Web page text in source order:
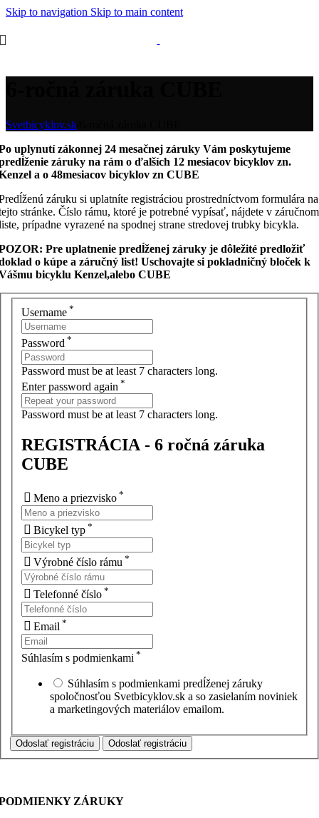
Skip to navigation Skip to main content
Svetbicyklov.sk
uplynutí zákonnej 24 mesačnej záruky Vám poskytujeme
záruky na rám o ďalších 12 mesiacov bicyklov zn.
a o 48mesiacov bicyklov zn CUBE
záruku si uplatníte registráciou prostredníctvom formulára na
stránke. Číslo rámu, ktoré je potrebné vypísať, nájdete v záručnom
prípadne vyrazené na spodnej strane stredovej trubky bicykla.
Pre uplatnenie predĺženej záruky je dôležité predložiť
o kúpe a záručný list! Uschovajte si pokladničný bloček k
bicyklu Kenzel,alebo CUBE
Username *
Password *
Password must be at least 7 characters long.
Enter password again *
Password must be at least 7 characters long.
REGISTRÁCIA - 6 ročná záruka
CUBE
 Meno a priezvisko *
 Bicykel typ *
 Výrobné číslo rámu *
 Telefonné číslo *
 Email *
Súhlasím s podmienkami *
Súhlasím s podmienkami predĺženej záruky
spoločnosťou Svetbicyklov.sk a so zasielaním noviniek
a marketingových materiálov emailom.
ZÁRUKY